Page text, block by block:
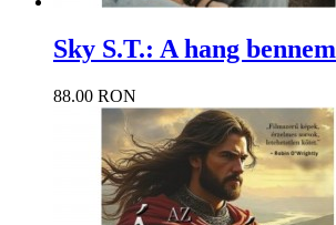
Sky S.T.: A hang bennem
88.00 RON